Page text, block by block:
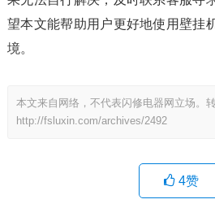
望本文能帮助用户更好地使用壁挂
境。
本文来自网络，不代表闪修电器网立场。
http://fsluxin.com/archives/2492
4赞